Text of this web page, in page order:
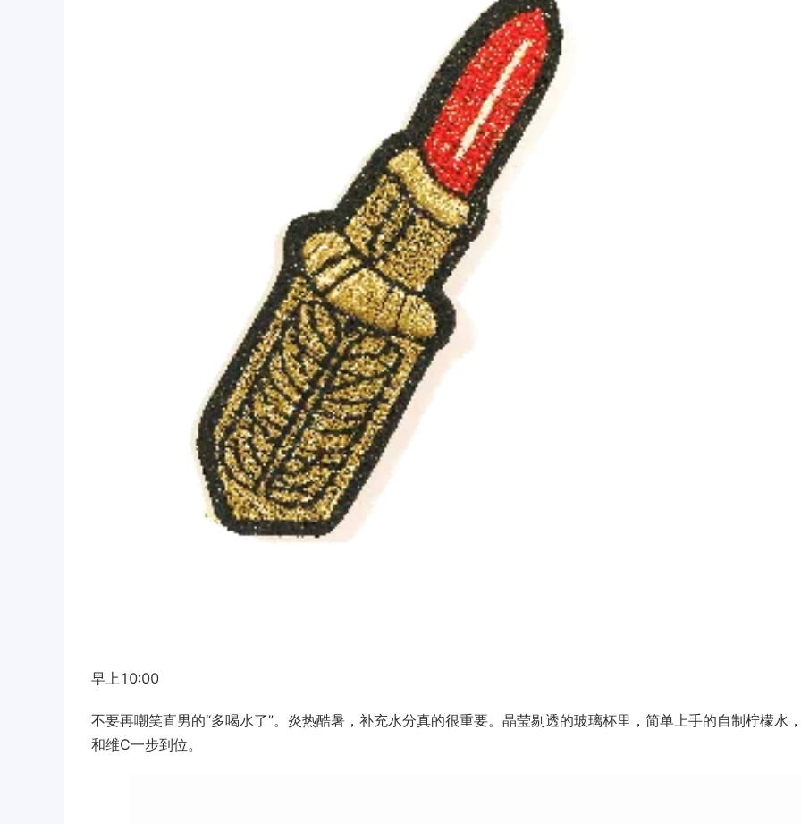
早上10:00
不要再嘲笑直男的“多喝水了”。炎热酷暑，补充水分真的很重要。晶莹剔透的玻璃杯里，简单上手的自制柠檬水
和维C一步到位。